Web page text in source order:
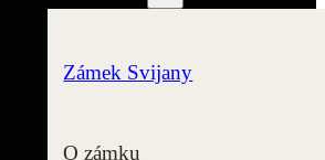
Zámek Svijany
O zámku